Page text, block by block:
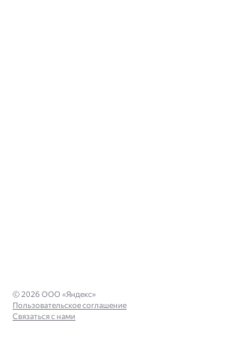
© 2026 ООО «Яндекс»
Пользовательское соглашение
Связаться с нами